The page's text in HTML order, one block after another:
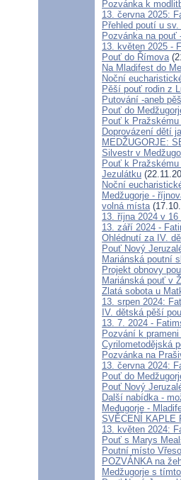
Pozvánka k
13. června 2025:
Přehled poutí u
Pozvánka na
13. květen 2025 -
Pouť do Římova
Na Mladifest do
Noční
Pěší pouť rodin z
Putování -aneb
Pouť do
Pouť k
Doprovázení dětí
MEDŽUGORJE:
Silvestr v
Pouť k
Jezulátku
Noční
Medžugorje -
volná místa
13. října 2024 v
13. září 2024 -
Ohlédnutí za IV.
Pouť Nový
Mariánská poutní
Projekt obnovy
Mariánská pouť v
Zlatá sobota u
13. srpen 2024:
IV. dětská pěší
13. 7. 2024 -
Pozvání k
Cyrilometodějská
Pozvánka na
13. června 2024:
Pouť do
Pouť Nový
Další nabídka -
Međugorje -
SVĚCENÍ KAPLE
13. květen 2024:
Pouť s Marys
Poutní místo
POZVÁNKA na
Medžugorje s